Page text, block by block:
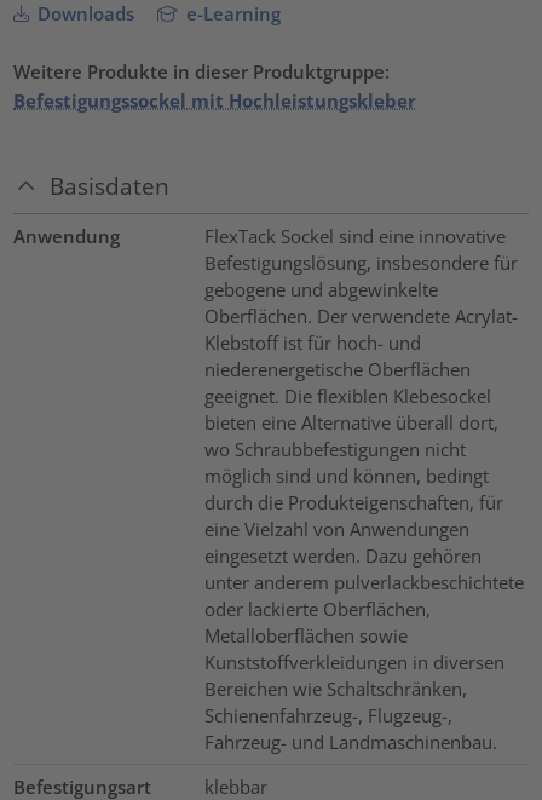
Downloads e-Learning
Weitere Produkte in dieser Produktgruppe:
Befestigungssockel mit Hochleistungskleber
Basisdaten
Anwendung
FlexTack Sockel sind eine innovative
Befestigungslösung, insbesondere für
gebogene und abgewinkelte
Oberflächen. Der verwendete Acrylat-
Klebstoff ist für hoch- und
niederenergetische Oberflächen
geeignet. Die flexiblen Klebesockel
bieten eine Alternative überall dort,
wo Schraubbefestigungen nicht
möglich sind und können, bedingt
durch die Produkteigenschaften, für
eine Vielzahl von Anwendungen
eingesetzt werden. Dazu gehören
unter anderem pulverlackbeschichtete
oder lackierte Oberflächen,
Metalloberflächen sowie
Kunststoffverkleidungen in diversen
Bereichen wie Schaltschränken,
Schienenfahrzeug-, Flugzeug-,
Fahrzeug- und Landmaschinenbau.
Befestigungsart
klebbar